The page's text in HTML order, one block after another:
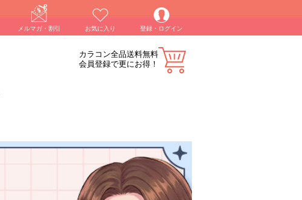
メルマガ・割引 お気に入り 登録・ログイン
カラコン全品送料無料
会員登録で更にお得！